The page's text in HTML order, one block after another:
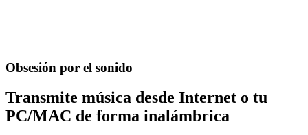
Obsesión por el sonido
Transmite música desde Internet o tu
PC/MAC de forma inalámbrica